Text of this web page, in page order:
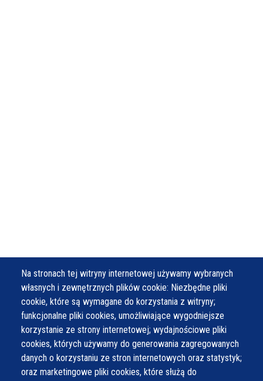
Na stronach tej witryny internetowej używamy wybranych
własnych i zewnętrznych plików cookie: Niezbędne pliki
cookie, które są wymagane do korzystania z witryny;
funkcjonalne pliki cookies, umożliwiające wygodniejsze
korzystanie ze strony internetowej; wydajnościowe pliki
cookies, których używamy do generowania zagregowanych
danych o korzystaniu ze stron internetowych oraz statystyk;
oraz marketingowe pliki cookies, które służą do